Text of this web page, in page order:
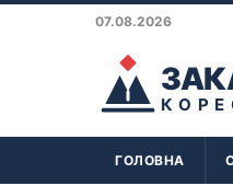
07.08.2026
ГОЛОВНА